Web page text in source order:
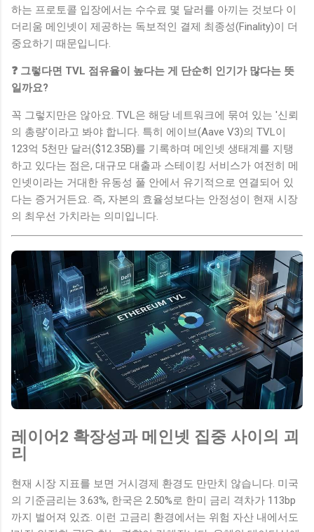
하는 프로토콜 입장에서는 수수료 몇 달러를 아끼는 것보다 이
더리움 메인넷이 제공하는 독보적인 결제 최종성(Finality)이 더
중요하기 때문입니다.
❓ 그렇다면 TVL 점유율이 높다는 게 단순히 인기가 많다는 뜻
일까요?
꼭 그렇지만은 않아요. TVL은 해당 네트워크에 묶여 있는 '신뢰
의 총량'이라고 봐야 합니다. 특히 에이브(Aave V3)의 TVL이
123억 5천만 달러($12.35B)를 기록하며 메인넷 생태계를 지탱
하고 있다는 점은, 대규모 대출과 스테이킹 서비스가 여전히 메
인넷이라는 거대한 유동성 풀 안에서 유기적으로 연결되어 있
다는 증거거든요. 즉, 자본의 효율성보다는 안정성이 현재 시장
의 최우선 가치라는 의미입니다.
레이어2 확장성과 메인넷 집중 사이의 괴
리
현재 시장 지표를 보면 거시경제 환경도 만만치 않습니다. 미국
의 기준금리는 3.63%, 한국은 2.50%로 한미 금리 격차가 113bp
까지 벌어져 있죠. 이런 고금리 환경에서는 위험 자산 내에서도